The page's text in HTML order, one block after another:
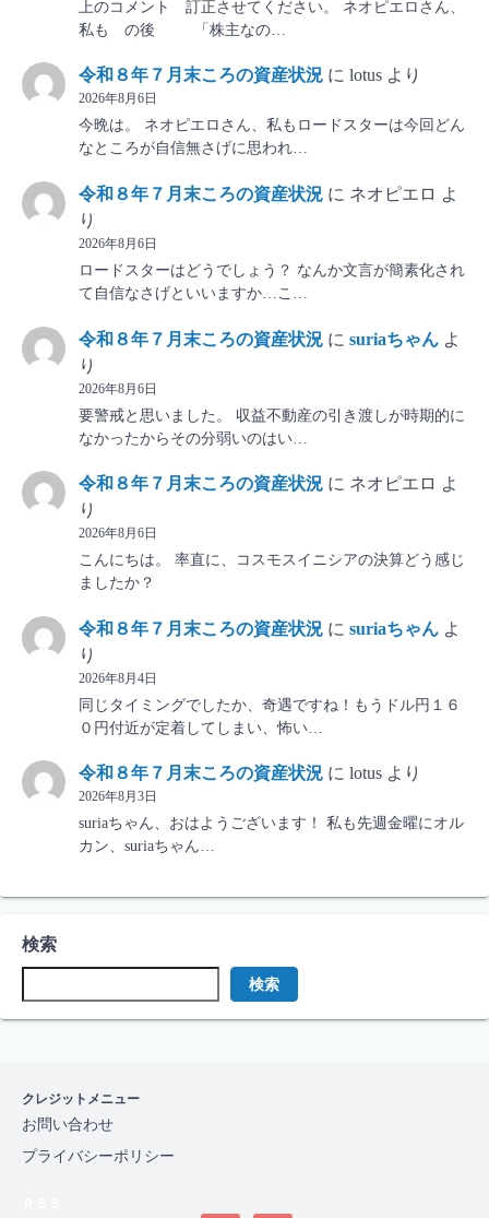
上のコメント 訂正させてください。 ネオピエロさん、
私も の後 「株主なの…
令和８年７月末ころの資産状況 に lotus より
2026年8月6日
今晩は。 ネオピエロさん、私もロードスターは今回どん
なところが自信無さげに思われ…
令和８年７月末ころの資産状況 に ネオピエロ よ
り
2026年8月6日
ロードスターはどうでしょう？ なんか文言が簡素化され
て自信なさげといいますか…こ…
令和８年７月末ころの資産状況 に suriaちゃん よ
り
2026年8月6日
要警戒と思いました。 収益不動産の引き渡しが時期的に
なかったからその分弱いのはい…
令和８年７月末ころの資産状況 に ネオピエロ よ
り
2026年8月6日
こんにちは。 率直に、コスモスイニシアの決算どう感じ
ましたか？
令和８年７月末ころの資産状況 に suriaちゃん よ
り
2026年8月4日
同じタイミングでしたか、奇遇ですね！もうドル円１６
０円付近が定着してしまい、怖い…
令和８年７月末ころの資産状況 に lotus より
2026年8月3日
suriaちゃん、おはようございます！ 私も先週金曜にオル
カン、suriaちゃん…
検索
検索
クレジットメニュー
お問い合わせ
プライバシーポリシー